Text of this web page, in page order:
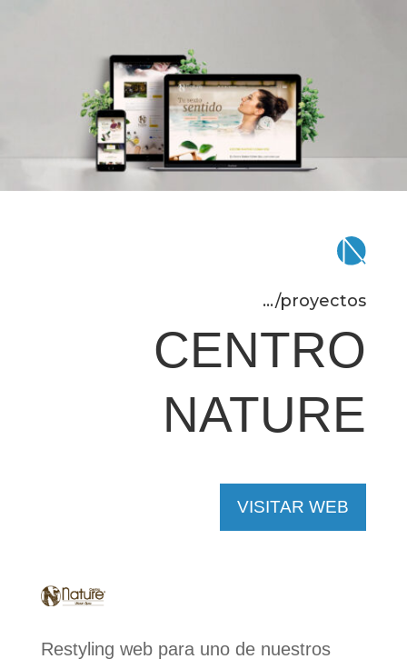
.../proyectos
CENTRO
NATURE
VISITAR WEB
Restyling web para uno de nuestros